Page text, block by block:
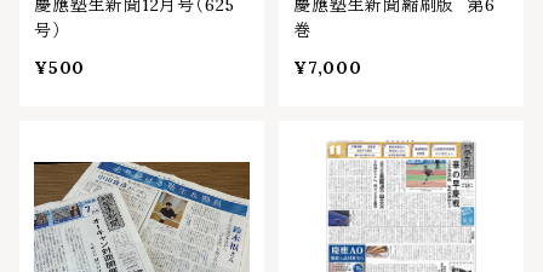
慶應塾生新聞12月号（625
号）
¥500
慶應塾生新聞縮刷版 第6
巻
¥7,000